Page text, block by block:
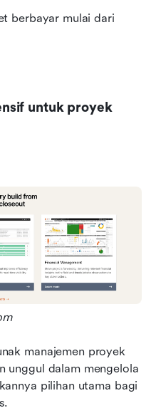
berbayar mulai dari
untuk proyek
manajemen proyek
unggul dalam mengelola
pilihan utama bagi